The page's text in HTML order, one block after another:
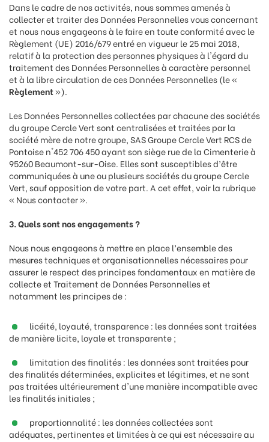
Dans le cadre de nos activités, nous sommes amenés à
collecter et traiter des Données Personnelles vous concernant
et nous nous engageons à le faire en toute conformité avec le
Règlement (UE) 2016/679 entré en vigueur le 25 mai 2018,
relatif à la protection des personnes physiques à l'égard du
traitement des Données Personnelles à caractère personnel
et à la libre circulation de ces Données Personnelles (le «
Règlement»).
Les Données Personnelles collectées par chacune des sociétés
du groupe Cercle Vert sont centralisées et traitées par la
société mère de notre groupe, SAS Groupe Cercle Vert RCS de
Pontoise n°452 706 450 ayant son siège rue de la Cimenterie à
95260 Beaumont-sur-Oise. Elles sont susceptibles d’être
communiquées à une ou plusieurs sociétés du groupe Cercle
Vert, sauf opposition de votre part. A cet effet, voir la rubrique
« Nous contacter ».
3. Quels sont nos engagements ?
Nous nous engageons à mettre en place l’ensemble des
mesures techniques et organisationnelles nécessaires pour
assurer le respect des principes fondamentaux en matière de
collecte et Traitement de Données Personnelles et
notamment les principes de :
licéité, loyauté, transparence : les données sont traitées
de manière licite, loyale et transparente ;
limitation des finalités : les données sont traitées pour
des finalités déterminées, explicites et légitimes, et ne sont
pas traitées ultérieurement d'une manière incompatible avec
les finalités initiales ;
proportionnalité : les données collectées sont
adéquates, pertinentes et limitées à ce qui est nécessaire au